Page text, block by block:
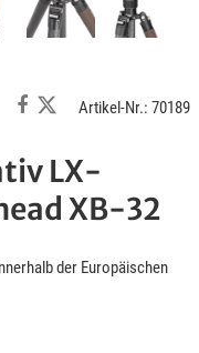
Artikel-Nr.: 70189
LX-
XB-32
der Europäischen